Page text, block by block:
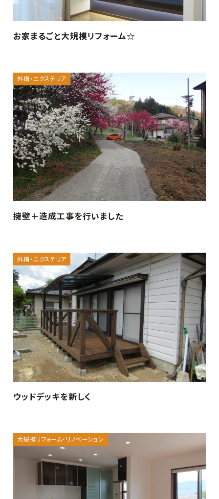
お家まるごと大規模リフォーム☆
外構・エクステリア
擁壁＋造成工事を行いました
外構・エクステリア
ウッドデッキを新しく
大規模リフォーム・リノベーション